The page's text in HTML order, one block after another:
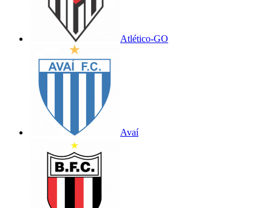
Atlético-GO
Avaí